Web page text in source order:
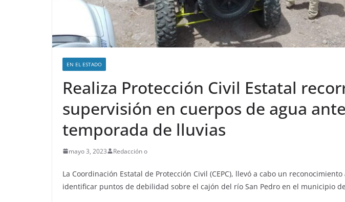
EN EL ESTADO
Realiza Protección Civil Estatal
supervisión en cuerpos de agua
temporada de lluvias
mayo 3, 2023 Redacción o
La Coordinación Estatal de Protección Civil (CEPC), llevó a cabo un
identificar puntos de debilidad sobre el cajón del río San Pedro en el municipio